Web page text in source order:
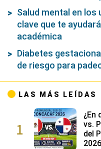
Salud mental en
clave que te
académica
Diabetes
de riesgo para
LAS MÁS LEÍDAS
1
¿En
vs.
del